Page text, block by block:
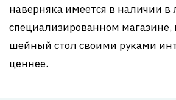
наверняка имеется в наличии
специализированном магазине,
шейный стол своими руками
ценнее.